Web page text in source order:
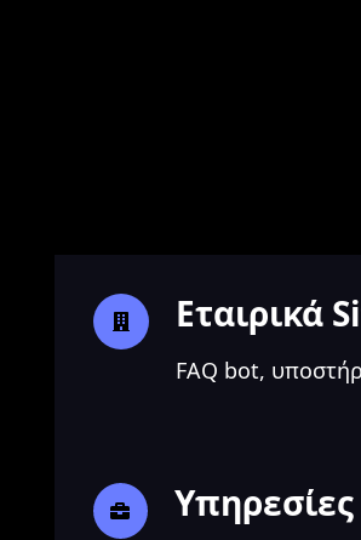
Εταιρικά
FAQ bot,
Υπηρεσίες